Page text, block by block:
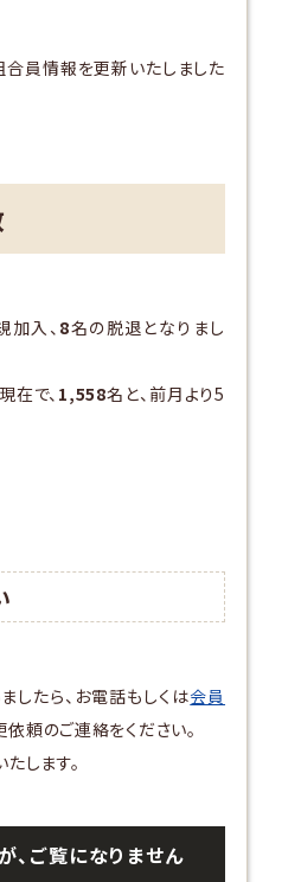
員情報を更新いたしました
加入、 8名の脱退となりまし
で、 1,558名と、前月より5
たら、お電話もしくは会員
依頼のご連絡をください。
します。
ご覧になりません